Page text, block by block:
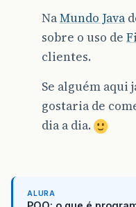
NaMundo Java
sobre o uso de
clientes.
Se alguém aqui
gostaria de
dia a dia.
ALURA